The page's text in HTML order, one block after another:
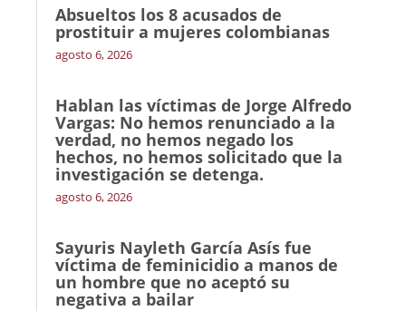
Absueltos los 8 acusados de
prostituir a mujeres colombianas
agosto 6, 2026
Hablan las víctimas de Jorge Alfredo
Vargas: No hemos renunciado a la
verdad, no hemos negado los
hechos, no hemos solicitado que la
investigación se detenga.
agosto 6, 2026
Sayuris Nayleth García Asís fue
víctima de feminicidio a manos de
un hombre que no aceptó su
negativa a bailar